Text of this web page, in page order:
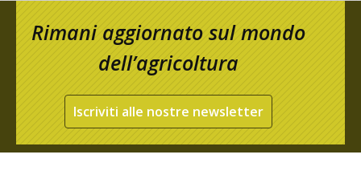
Rimani aggiornato sul mondo
dell’agricoltura
Iscriviti alle nostre newsletter